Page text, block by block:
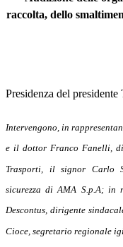
raccolta, dello
Presidenza del
Intervengono, in
e il dottor Franco Fanelli,
Trasporti, il signor Carlo
sicurezza di AMA S.p.A; in
Descontus, dirigente
Cioce, segretario regionale